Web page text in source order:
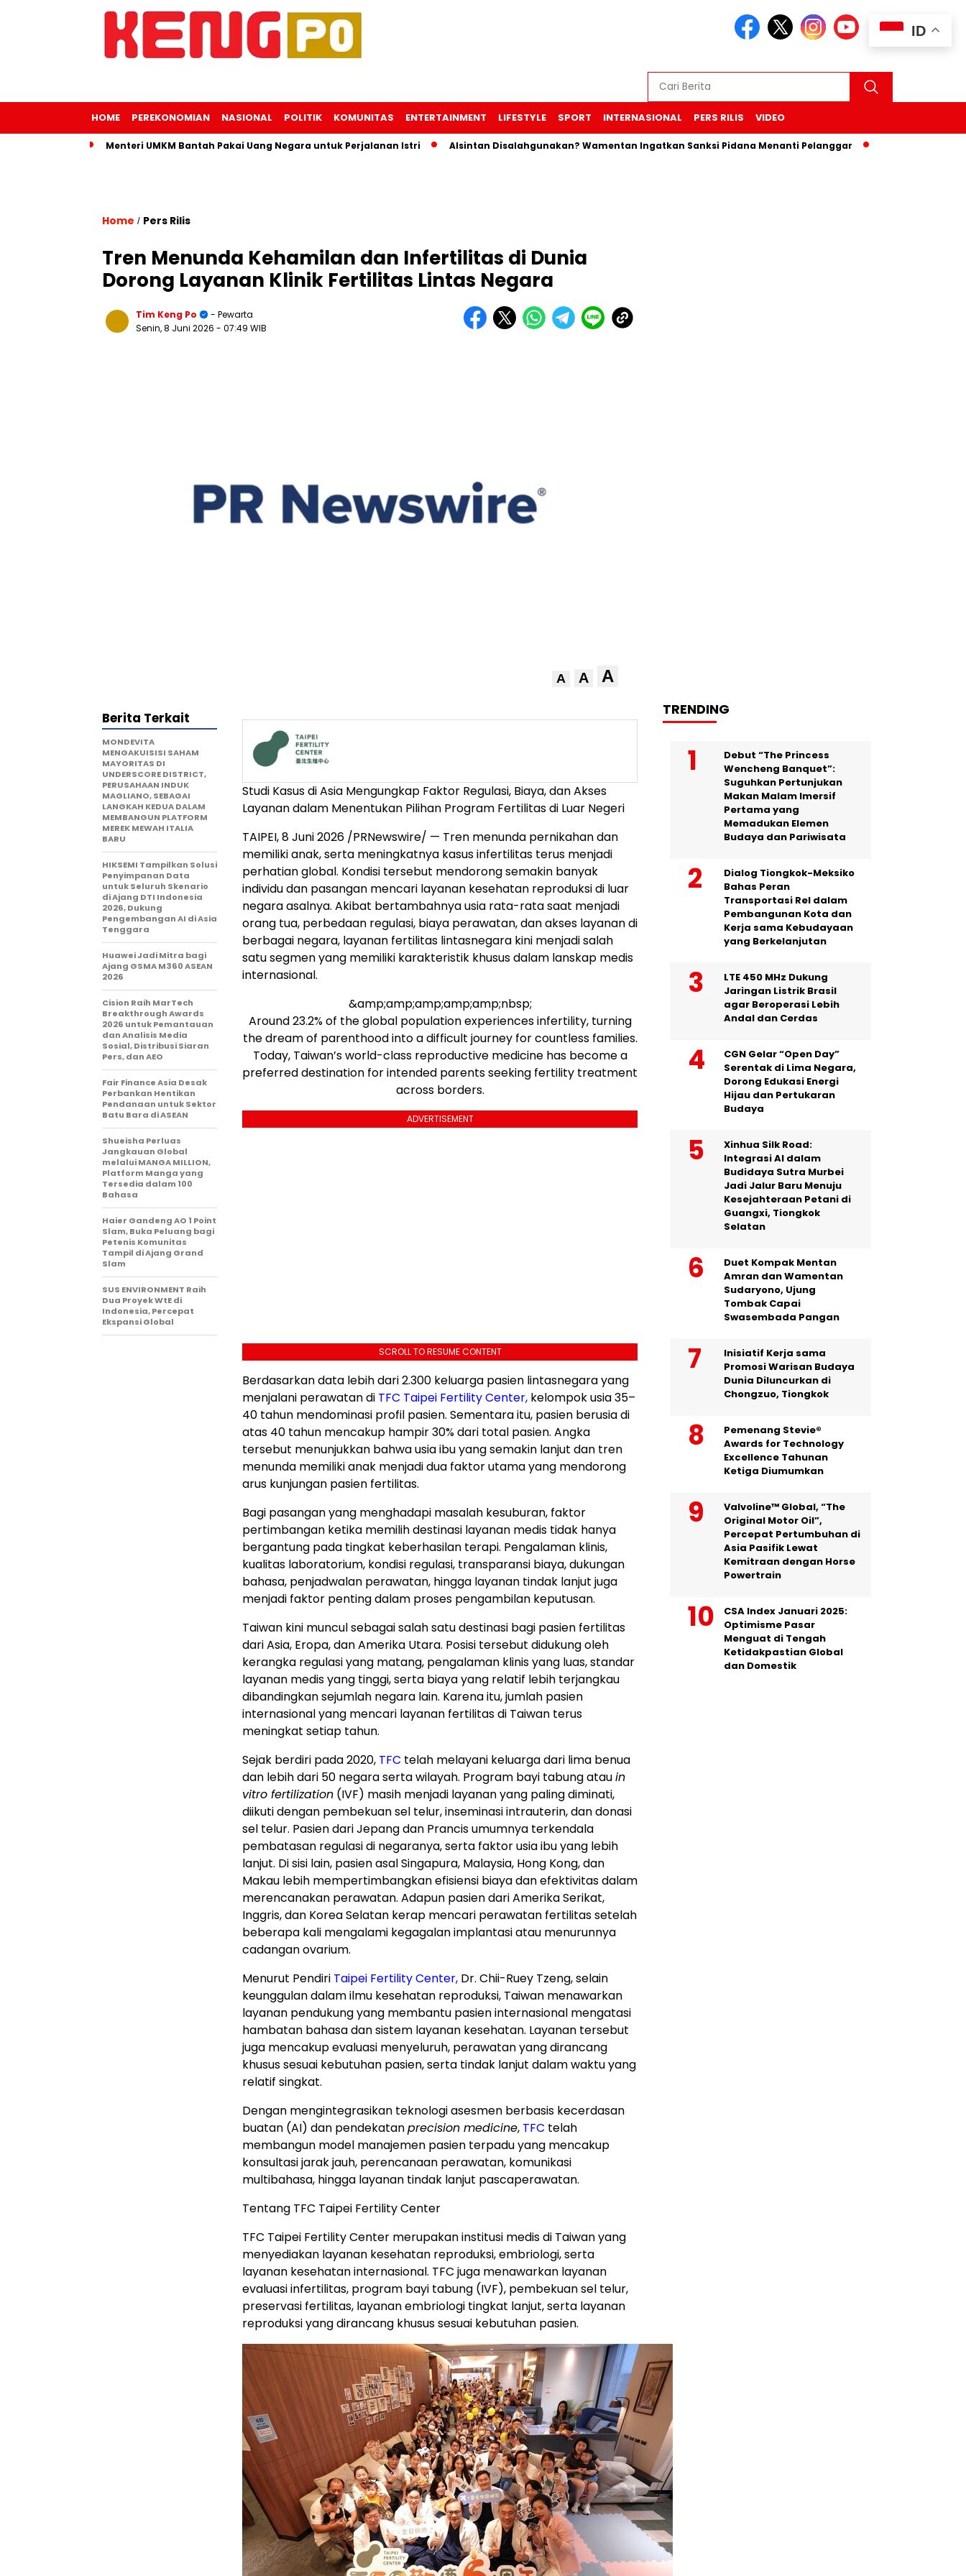
HOME PEREKONOMIAN NASIONAL POLITIK KOMUNITAS ENTERTAINMENT LIFESTYLE SPORT INTERNASIONAL PERS RILIS VIDEO
Menteri UMKM Bantah Pakai Uang Negara untuk Perjalanan Istri Alsintan Disalahgunakan? Wamentan Ingatkan Sanksi Pidana Menanti Pelanggar
Home / Pers Rilis
Tren Menunda Kehamilan dan Infertilitas di Dunia
Dorong Layanan Klinik Fertilitas Lintas Negara
Tim Keng Po
- Pewarta
Senin, 8 Juni 2026 - 07:49 WIB
A A A
Studi Kasus di Asia Mengungkap Faktor Regulasi, Biaya, dan Akses
Layanan dalam Menentukan Pilihan Program Fertilitas di Luar Negeri
TAIPEI, 8 Juni 2026 /PRNewswire/ — Tren menunda pernikahan dan
memiliki anak, serta meningkatnya kasus infertilitas terus menjadi
perhatian global. Kondisi tersebut mendorong semakin banyak
individu dan pasangan mencari layanan kesehatan reproduksi di luar
negara asalnya. Akibat bertambahnya usia rata-rata saat menjadi
orang tua, perbedaan regulasi, biaya perawatan, dan akses layanan di
berbagai negara, layanan fertilitas lintasnegara kini menjadi salah
satu segmen yang memiliki karakteristik khusus dalam lanskap medis
internasional.
&amp;amp;amp;amp;amp;nbsp;
Around 23.2% of the global population experiences infertility, turning
the dream of parenthood into a difficult journey for countless families.
Today, Taiwan’s world-class reproductive medicine has become a
preferred destination for intended parents seeking fertility treatment
across borders.
ADVERTISEMENT
SCROLL TO RESUME CONTENT
Berdasarkan data lebih dari 2.300 keluarga pasien lintasnegara yang
menjalani perawatan di TFC Taipei Fertility Center, kelompok usia 35–
40 tahun mendominasi profil pasien. Sementara itu, pasien berusia di
atas 40 tahun mencakup hampir 30% dari total pasien. Angka
tersebut menunjukkan bahwa usia ibu yang semakin lanjut dan tren
menunda memiliki anak menjadi dua faktor utama yang mendorong
arus kunjungan pasien fertilitas.
Bagi pasangan yang menghadapi masalah kesuburan, faktor
pertimbangan ketika memilih destinasi layanan medis tidak hanya
bergantung pada tingkat keberhasilan terapi. Pengalaman klinis,
kualitas laboratorium, kondisi regulasi, transparansi biaya, dukungan
bahasa, penjadwalan perawatan, hingga layanan tindak lanjut juga
menjadi faktor penting dalam proses pengambilan keputusan.
Taiwan kini muncul sebagai salah satu destinasi bagi pasien fertilitas
dari Asia, Eropa, dan Amerika Utara. Posisi tersebut didukung oleh
kerangka regulasi yang matang, pengalaman klinis yang luas, standar
layanan medis yang tinggi, serta biaya yang relatif lebih terjangkau
dibandingkan sejumlah negara lain. Karena itu, jumlah pasien
internasional yang mencari layanan fertilitas di Taiwan terus
meningkat setiap tahun.
Sejak berdiri pada 2020, TFC telah melayani keluarga dari lima benua
dan lebih dari 50 negara serta wilayah. Program bayi tabung atauin
vitro fertilization (IVF) masih menjadi layanan yang paling diminati,
diikuti dengan pembekuan sel telur, inseminasi intrauterin, dan donasi
sel telur. Pasien dari Jepang dan Prancis umumnya terkendala
pembatasan regulasi di negaranya, serta faktor usia ibu yang lebih
lanjut. Di sisi lain, pasien asal Singapura, Malaysia, Hong Kong, dan
Makau lebih mempertimbangkan efisiensi biaya dan efektivitas dalam
merencanakan perawatan. Adapun pasien dari Amerika Serikat,
Inggris, dan Korea Selatan kerap mencari perawatan fertilitas setelah
beberapa kali mengalami kegagalan implantasi atau menurunnya
cadangan ovarium.
Menurut Pendiri Taipei Fertility Center, Dr. Chii-Ruey Tzeng, selain
keunggulan dalam ilmu kesehatan reproduksi, Taiwan menawarkan
layanan pendukung yang membantu pasien internasional mengatasi
hambatan bahasa dan sistem layanan kesehatan. Layanan tersebut
juga mencakup evaluasi menyeluruh, perawatan yang dirancang
khusus sesuai kebutuhan pasien, serta tindak lanjut dalam waktu yang
relatif singkat.
Dengan mengintegrasikan teknologi asesmen berbasis kecerdasan
buatan (AI) dan pendekatanprecision medicine, TFC telah
membangun model manajemen pasien terpadu yang mencakup
konsultasi jarak jauh, perencanaan perawatan, komunikasi
multibahasa, hingga layanan tindak lanjut pascaperawatan.
Tentang TFC Taipei Fertility Center
TFC Taipei Fertility Center merupakan institusi medis di Taiwan yang
menyediakan layanan kesehatan reproduksi, embriologi, serta
layanan kesehatan internasional. TFC juga menawarkan layanan
evaluasi infertilitas, program bayi tabung (IVF), pembekuan sel telur,
preservasi fertilitas, layanan embriologi tingkat lanjut, serta layanan
reproduksi yang dirancang khusus sesuai kebutuhan pasien.
Berita Terkait
MONDEVITA
MENGAKUISISI SAHAM
MAYORITAS DI
UNDERSCORE DISTRICT,
PERUSAHAAN INDUK
MAGLIANO, SEBAGAI
LANGKAH KEDUA DALAM
MEMBANGUN PLATFORM
MEREK MEWAH ITALIA
BARU
HIKSEMI Tampilkan Solusi
Penyimpanan Data
untuk Seluruh Skenario
di Ajang DTI Indonesia
2026, Dukung
Pengembangan AI di Asia
Tenggara
Huawei Jadi Mitra bagi
Ajang GSMA M360 ASEAN
2026
Cision Raih MarTech
Breakthrough Awards
2026 untuk Pemantauan
dan Analisis Media
Sosial, Distribusi Siaran
Pers, dan AEO
Fair Finance Asia Desak
Perbankan Hentikan
Pendanaan untuk Sektor
Batu Bara di ASEAN
Shueisha Perluas
Jangkauan Global
melalui MANGA MILLION,
Platform Manga yang
Tersedia dalam 100
Bahasa
Haier Gandeng AO 1 Point
Slam, Buka Peluang bagi
Petenis Komunitas
Tampil di Ajang Grand
Slam
SUS ENVIRONMENT Raih
Dua Proyek WtE di
Indonesia, Percepat
Ekspansi Global
TRENDING
Debut “The Princess
Wencheng Banquet”:
Suguhkan Pertunjukan
Makan Malam Imersif
Pertama yang
Memadukan Elemen
Budaya dan Pariwisata
Dialog Tiongkok-Meksiko
Bahas Peran
Transportasi Rel dalam
Pembangunan Kota dan
Kerja sama Kebudayaan
yang Berkelanjutan
LTE 450 MHz Dukung
Jaringan Listrik Brasil
agar Beroperasi Lebih
Andal dan Cerdas
CGN Gelar “Open Day”
Serentak di Lima Negara,
Dorong Edukasi Energi
Hijau dan Pertukaran
Budaya
Xinhua Silk Road:
Integrasi AI dalam
Budidaya Sutra Murbei
Jadi Jalur Baru Menuju
Kesejahteraan Petani di
Guangxi, Tiongkok
Selatan
Duet Kompak Mentan
Amran dan Wamentan
Sudaryono, Ujung
Tombak Capai
Swasembada Pangan
Inisiatif Kerja sama
Promosi Warisan Budaya
Dunia Diluncurkan di
Chongzuo, Tiongkok
Pemenang Stevie®
Awards for Technology
Excellence Tahunan
Ketiga Diumumkan
Valvoline™ Global, “The
Original Motor Oil”,
Percepat Pertumbuhan di
Asia Pasifik Lewat
Kemitraan dengan Horse
Powertrain
CSA Index Januari 2025:
Optimisme Pasar
Menguat di Tengah
Ketidakpastian Global
dan Domestik
ID